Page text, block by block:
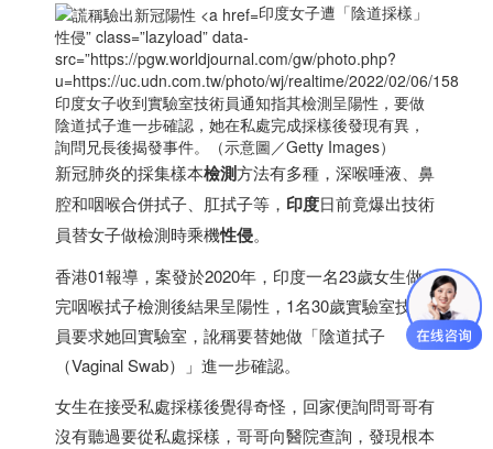
印度女子遭「陰道採樣」
性侵” class=”lazyload” data-
src=”https://pgw.worldjournal.com/gw/photo.php?
u=https://uc.udn.com.tw/photo/wj/realtime/2022/02/06/
印度女子收到實驗室技術員通知指其檢測呈陽性，要做
陰道拭子進一步確認，她在私處完成採樣後發現有異，
詢問兄長後揭發事件。（示意圖／Getty Images）
新冠肺炎的採集樣本檢測方法有多種，深喉唾液、鼻
腔和咽喉合併拭子、肛拭子等， 印度日前竟爆出技術
員替女子做檢測時乘機性侵。
香港01報導，案發於2020年， 印度一名23歲女生做
完咽喉拭子檢測後結果呈陽性，1名30歲實驗室技術
員要求她回實驗室，訛稱要替她做「陰道拭子
（Vaginal Swab）」進一步確認。
女生在接受私處採樣後覺得奇怪，回家便詢問哥哥有
沒有聽過要從私處採樣，哥哥向醫院查詢，發現根本